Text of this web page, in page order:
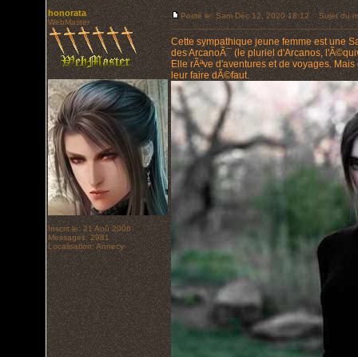
honorata
WebMaster
Inscrit le: 21 Aoû 2006
Messages: 2981
Localisation: Annecy
Posté le: Sam Déc 12, 2020 18:12 Sujet du
Cette sympathique jeune femme est une
des ArcanoÃ¯ (le pluriel d'Arcanos,
Elle rÃªve d'aventures et de voyages.
leur faire dÃ©faut.